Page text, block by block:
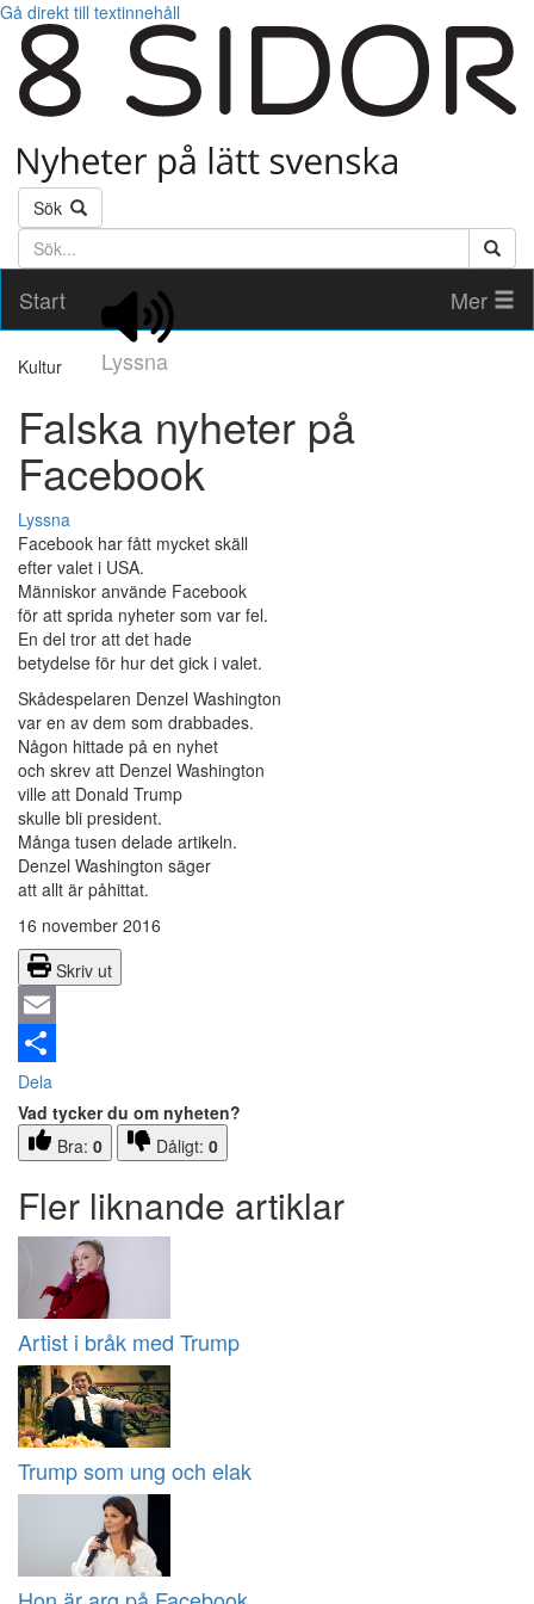
Gå direkt till textinnehåll
Sök
Söktext
Start
Lyssna
Mer
Kultur
Falska nyheter på
Facebook
Lyssna
Facebook har fått mycket skäll
efter valet i USA.
Människor använde Facebook
för att sprida nyheter som var fel.
En del tror att det hade
betydelse för hur det gick i valet.
Skådespelaren Denzel Washington
var en av dem som drabbades.
Någon hittade på en nyhet
och skrev att Denzel Washington
ville att Donald Trump
skulle bli president.
Många tusen delade artikeln.
Denzel Washington säger
att allt är påhittat.
16 november 2016
Skriv ut
Email
Dela
Vad tycker du om nyheten?
Bra: 0 Dåligt: 0
Fler liknande artiklar
Artist i bråk med Trump
Trump som ung och elak